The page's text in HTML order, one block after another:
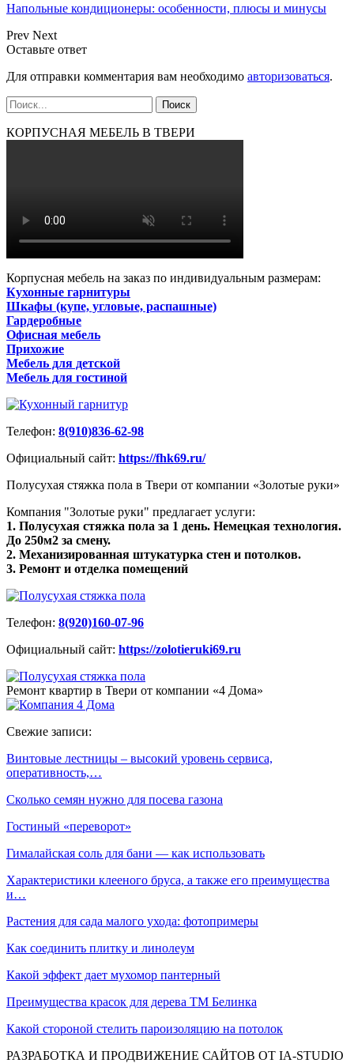
Напольные кондиционеры: особенности, плюсы и минусы
Prev Next
Оставьте ответ
Для отправки комментария вам необходимо авторизоваться.
КОРПУСНАЯ МЕБЕЛЬ В ТВЕРИ
Корпусная мебель на заказ по индивидуальным размерам:
Кухонные гарнитуры
Шкафы (купе, угловые, распашные)
Гардеробные
Офисная мебель
Прихожие
Мебель для детской
Мебель для гостиной
Телефон: 8(910)836-62-98
Официальный сайт: https://fhk69.ru/
Полусухая стяжка пола в Твери от компании «Золотые руки»
Компания "Золотые руки" предлагает услуги:
1. Полусухая стяжка пола за 1 день. Немецкая технология.
До 250м2 за смену.
2. Механизированная штукатурка стен и потолков.
3. Ремонт и отделка помещений
Телефон: 8(920)160-07-96
Официальный сайт: https://zolotieruki69.ru
Ремонт квартир в Твери от компании «4 Дома»
Свежие записи:
Винтовые лестницы – высокий уровень сервиса,
оперативность,…
Сколько семян нужно для посева газона
Гостиный «переворот»
Гималайская соль для бани — как использовать
Характеристики клееного бруса, а также его преимущества
и…
Растения для сада малого ухода: фотопримеры
Как соединить плитку и линолеум
Какой эффект дает мухомор пантерный
Преимущества красок для дерева ТМ Белинка
Какой стороной стелить пароизоляцию на потолок
РАЗРАБОТКА И ПРОДВИЖЕНИЕ САЙТОВ ОТ IA-STUDIO